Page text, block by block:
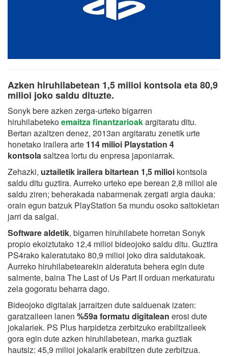
Azken hiruhilabetean 1,5 milioi kontsola eta 80,9
milioi joko saldu dituzte.
Sonyk bere azken zerga-urteko bigarren
hiruhilabetekoemaitza finantzarioakargitaratu ditu.
Bertan azaltzen denez, 2013an argitaratu zenetik urte
honetako irailera arte 114 milioi Playstation 4
kontsolasaltzea lortu du enpresa japoniarrak.
Zehazki, uztailetik irailera bitartean 1,5 milioi kontsola
saldu ditu guztira. Aurreko urteko epe berean 2,8 milioi ale
saldu ziren; beherakada nabarmenak zergati argia dauka:
orain egun batzuk PlayStation 5a mundu osoko saltokietan
jarri da salgai.
Software aldetik, bigarren hiruhilabete horretan Sonyk
propio ekoiztutako 12,4 milioi bideojoko saldu ditu. Guztira
PS4rako kaleratutako 80,9 milioi joko dira saldutakoak.
Aurreko hiruhilabetearekin alderatuta behera egin dute
salmente, baina The Last of Us Part II orduan merkaturatu
zela gogoratu beharra dago.
Bideojoko digitalak jarraitzen dute salduenak izaten:
garatzaileen lanen %59a formatu digitalean erosi dute
jokalariek. PS Plus harpidetza zerbitzuko erabiltzaileek
gora egin dute azken hiruhilabetean, marka guztiak
hautsiz: 45,9 milioi jokalarik erabiltzen dute zerbitzua.